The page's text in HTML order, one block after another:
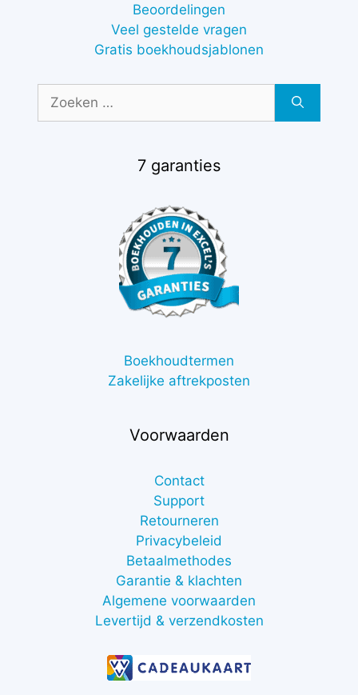
Beoordelingen
Veel gestelde vragen
Gratis boekhoudsjablonen
naar:
7 garanties
Boekhoudtermen
Zakelijke aftrekposten
Voorwaarden
Contact
Support
Retourneren
Privacybeleid
Betaalmethodes
Garantie & klachten
Algemene voorwaarden
Levertijd & verzendkosten